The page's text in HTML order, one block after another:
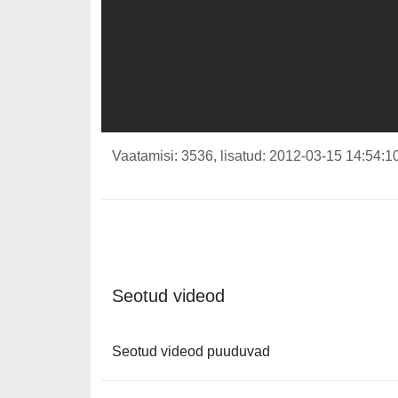
Vaatamisi: 3536, lisatud: 2012-03-15
Seotud videod
Seotud videod puuduvad